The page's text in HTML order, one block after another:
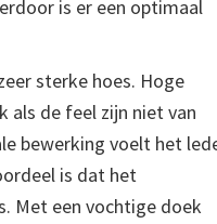
is er een optimaal
sterke hoes. Hoge
de feel zijn niet van
bewerking voelt het
is dat het
Met een vochtige doek